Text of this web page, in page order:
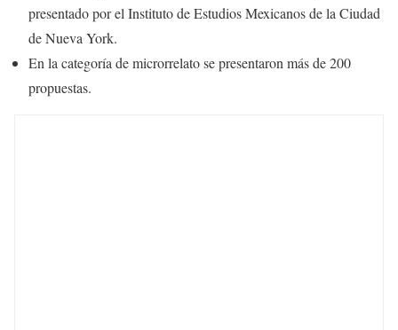
presentado por el Instituto de Estudios Mexicanos de la Ciudad
de Nueva York.
En la categoría de microrrelato se presentaron más de 200
propuestas.